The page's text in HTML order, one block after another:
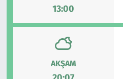
13:00
AKŞAM
Şarköy
Siyaset